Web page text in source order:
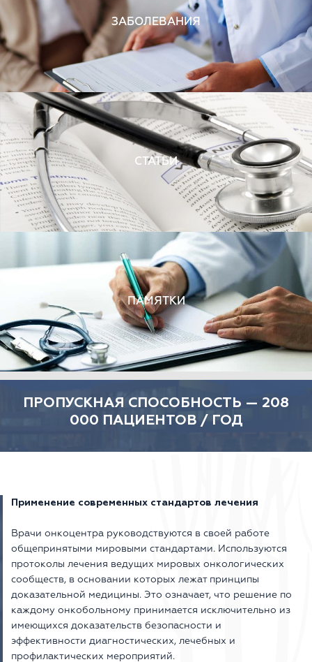
ЗАБОЛЕВАНИЯ
СТАТЬИ
ПАМЯТКИ
ПРОПУСКНАЯ СПОСОБНОСТЬ — 208
000 ПАЦИЕНТОВ / ГОД
Применение современных стандартов лечения
Врачи онкоцентра руководствуются в своей работе
общепринятыми мировыми стандартами. Используются
протоколы лечения ведущих мировых онкологических
сообществ, в основании которых лежат принципы
доказательной медицины. Это означает, что решение по
каждому онкобольному принимается исключительно из
имеющихся доказательств безопасности и
эффективности диагностических, лечебных и
профилактических мероприятий.